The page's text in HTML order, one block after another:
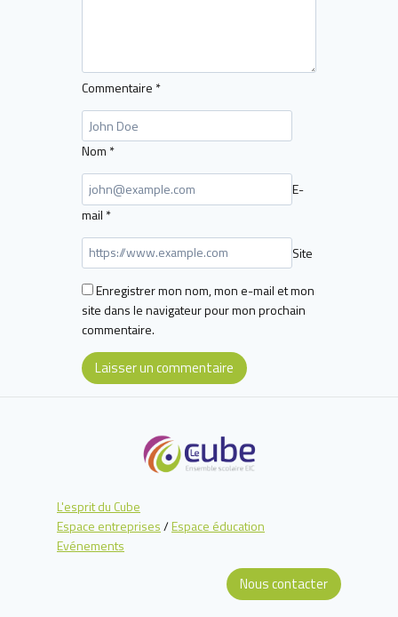
Commentaire *
Nom *
E-
mail *
Site
Enregistrer mon nom, mon e-mail et mon
site dans le navigateur pour mon prochain
commentaire.
L'esprit du Cube
Espace entreprises/Espace éducation
Evénements
Nous contacter